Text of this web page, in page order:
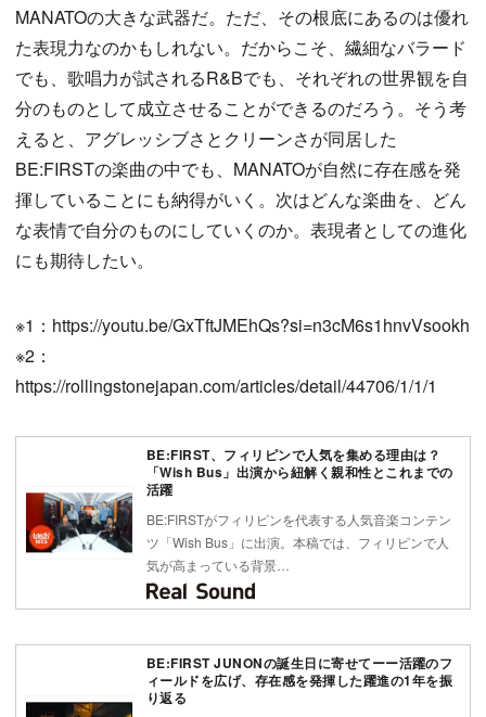
MANATOの大きな武器だ。ただ、その根底にあるのは優れ
た表現力なのかもしれない。だからこそ、繊細なバラード
でも、歌唱力が試されるR&Bでも、それぞれの世界観を自
分のものとして成立させることができるのだろう。そう考
えると、アグレッシブさとクリーンさが同居した
BE:FIRSTの楽曲の中でも、MANATOが自然に存在感を発
揮していることにも納得がいく。次はどんな楽曲を、どん
な表情で自分のものにしていくのか。表現者としての進化
にも期待したい。
※1：https://youtu.be/GxTftJMEhQs?si=n3cM6s1hnvVsookh
※2：
https://rollingstonejapan.com/articles/detail/44706/1/1/1
BE:FIRST、フィリピンで人気を集める理由は？
「Wish Bus」出演から紐解く親和性とこれまでの
活躍
BE:FIRSTがフィリピンを代表する人気音楽コンテン
ツ「Wish Bus」に出演。本稿では、フィリピンで人
気が高まっている背景…
BE:FIRST JUNONの誕生日に寄せてーー活躍のフ
ィールドを広げ、存在感を発揮した躍進の1年を振
り返る